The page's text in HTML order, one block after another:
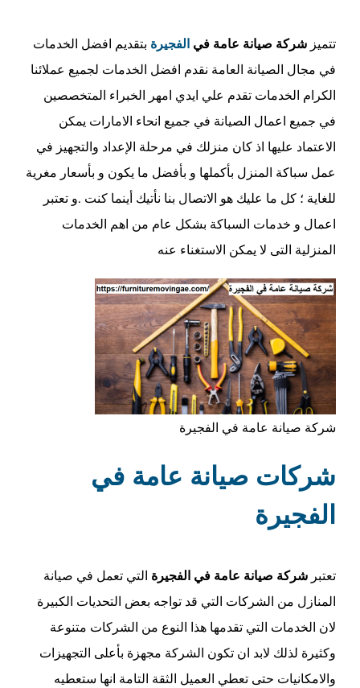
تتميز شركة صيانة عامة في الفجيرة بتقديم افضل الخدمات
في مجال الصيانة العامة نقدم افضل الخدمات لجميع عملائنا
الكرام الخدمات تقدم علي ايدي امهر الخبراء المتخصصين
في جميع اعمال الصيانة في جميع انحاء الامارات يمكن
الاعتماد عليها اذ كان منزلك في مرحلة الإعداد والتجهيز في
عمل سباكة المنزل بأكملها و بأفضل ما يكون و بأسعار مغرية
للغاية ؛ كل ما عليك هو الاتصال بنا نأتيك أينما كنت .و تعتبر
اعمال و خدمات السباكة بشكل عام من اهم الخدمات
المنزلية التى لا يمكن الاستغناء عنه
شركة صيانة عامة في الفجيرة
شركات صيانة عامة في
الفجيرة
تعتبر شركة صيانة عامة في الفجيرة التي تعمل في صيانة
المنازل من الشركات التي قد تواجه بعض التحديات الكبيرة
لان الخدمات التي تقدمها هذا النوع من الشركات متنوعة
وكثيرة لذلك لابد ان تكون الشركة مجهزة بأعلى التجهيزات
والامكانيات حتى تعطي العميل الثقة التامة انها ستعطيه